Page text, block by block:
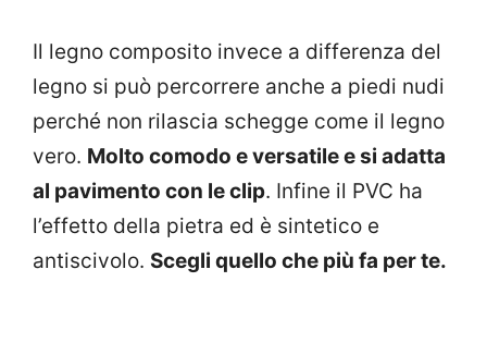
Il legno composito invece a differenza del
legno si può percorrere anche a piedi nudi
perché non rilascia schegge come il legno
vero. Molto comodo e versatile e si adatta
al pavimento con le clip. Infine il PVC ha
l’effetto della pietra ed è sintetico e
antiscivolo. Scegli quello che più fa per te.